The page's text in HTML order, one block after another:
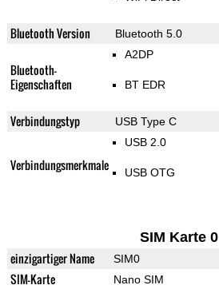
Bluetooth Version Bluetooth 5.0
Bluetooth-
Eigenschaften
A2DP
BT EDR
Verbindungstyp USB Type C
Verbindungsmerkmale
USB 2.0
USB OTG
SIM Karte 0
einzigartiger Name SIM0
SIM-Karte Nano SIM